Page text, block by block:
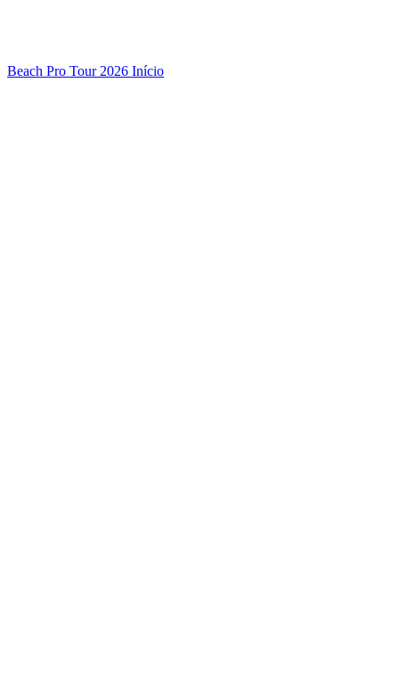
Beach Pro Tour 2026 Início